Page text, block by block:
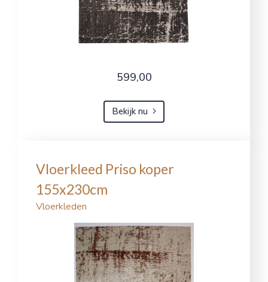
599,00
Bekijk nu
Vloerkleed Priso koper
155x230cm
Vloerkleden